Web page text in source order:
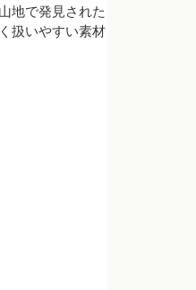
地で発見された
扱いやすい素材